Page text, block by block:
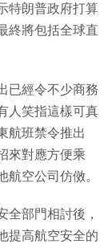
特朗普政府打算
終將包括全球直
已經令不少商務
人笑指這樣可真
航班禁令推出
來對應方便乘
空公司仿傚。
全部門相討後，
提高航空安全的